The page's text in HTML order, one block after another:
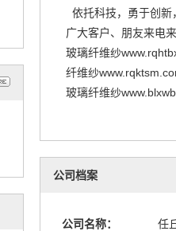
依托科技，勇于创新
广大客户、朋友来电
玻璃纤维纱
纤维纱
玻璃纤维纱
公司档案
公司名称： 任